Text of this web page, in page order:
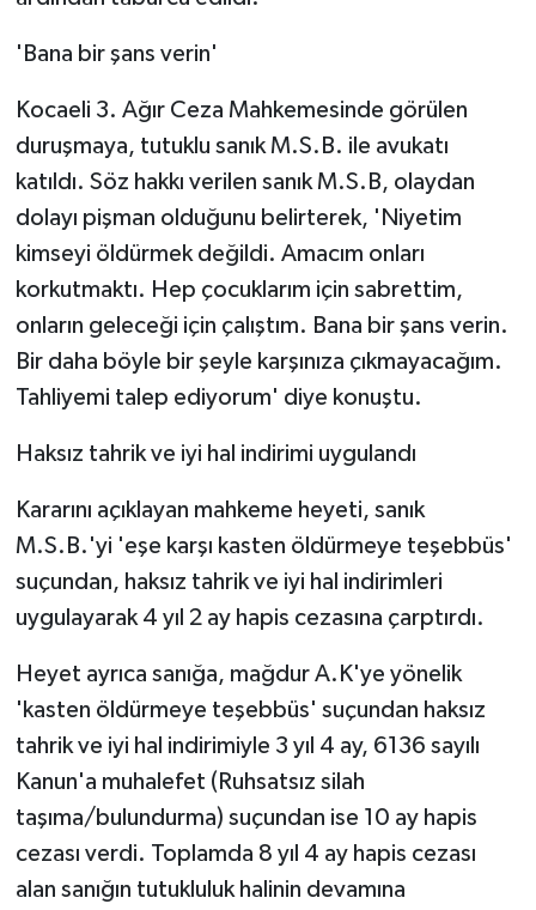
'Bana bir şans verin'
Kocaeli 3. Ağır Ceza Mahkemesinde görülen
duruşmaya, tutuklu sanık M.S.B. ile avukatı
katıldı. Söz hakkı verilen sanık M.S.B, olaydan
dolayı pişman olduğunu belirterek, 'Niyetim
kimseyi öldürmek değildi. Amacım onları
korkutmaktı. Hep çocuklarım için sabrettim,
onların geleceği için çalıştım. Bana bir şans verin.
Bir daha böyle bir şeyle karşınıza çıkmayacağım.
Tahliyemi talep ediyorum' diye konuştu.
Haksız tahrik ve iyi hal indirimi uygulandı
Kararını açıklayan mahkeme heyeti, sanık
M.S.B.'yi 'eşe karşı kasten öldürmeye teşebbüs'
suçundan, haksız tahrik ve iyi hal indirimleri
uygulayarak 4 yıl 2 ay hapis cezasına çarptırdı.
Heyet ayrıca sanığa, mağdur A.K'ye yönelik
'kasten öldürmeye teşebbüs' suçundan haksız
tahrik ve iyi hal indirimiyle 3 yıl 4 ay, 6136 sayılı
Kanun'a muhalefet (Ruhsatsız silah
taşıma/bulundurma) suçundan ise 10 ay hapis
cezası verdi. Toplamda 8 yıl 4 ay hapis cezası
alan sanığın tutukluluk halinin devamına